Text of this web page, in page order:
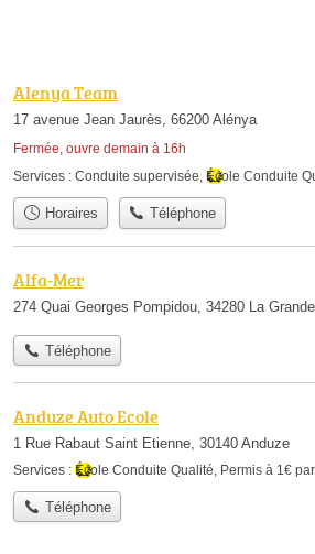
Alenya Team
17 avenue Jean Jaurès, 66200 Alénya
Fermée, ouvre demain à 16h
Services : Conduite supervisée, École Conduite
Horaires Téléphone
Alfa-Mer
274 Quai Georges Pompidou, 34280 La
Téléphone
Anduze Auto Ecole
1 Rue Rabaut Saint Etienne, 30140 Anduze
Services : École Conduite Qualité, Permis à 1€
Téléphone